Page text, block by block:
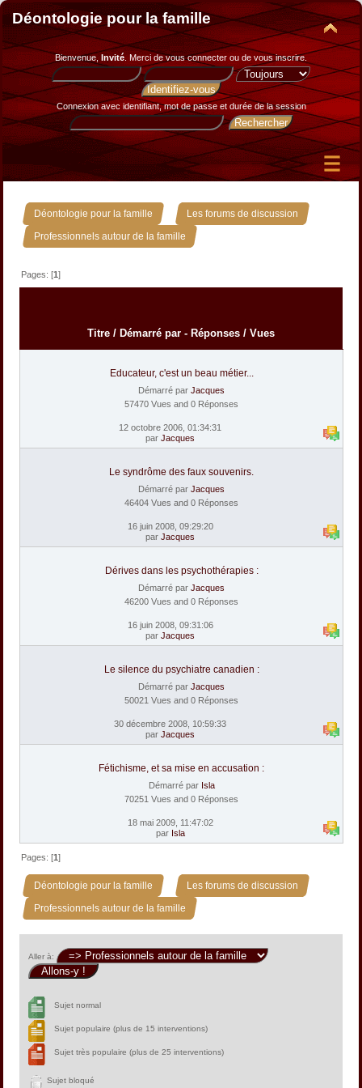
Déontologie pour la famille
Bienvenue, Invité. Merci devous connecter ou de vous inscrire.
Connexion avec identifiant, mot de passe et durée de la session
Déontologie pour la famille » Les forums de discussion »
Professionnels autour de la famille
Pages: [1]
Titre / Démarré par - Réponses / Vues
Educateur, c'est un beau métier...
Démarré par Jacques
57470 Vues and 0 Réponses
12 octobre 2006, 01:34:31
par Jacques
Le syndrôme des faux souvenirs.
Démarré par Jacques
46404 Vues and 0 Réponses
16 juin 2008, 09:29:20
par Jacques
Dérives dans les psychothérapies :
Démarré par Jacques
46200 Vues and 0 Réponses
16 juin 2008, 09:31:06
par Jacques
Le silence du psychiatre canadien :
Démarré par Jacques
50021 Vues and 0 Réponses
30 décembre 2008, 10:59:33
par Jacques
Fétichisme, et sa mise en accusation :
Démarré par Isla
70251 Vues and 0 Réponses
18 mai 2009, 11:47:02
par Isla
Pages: [1]
Déontologie pour la famille » Les forums de discussion »
Professionnels autour de la famille
Aller à:
Sujet normal
Sujet populaire (plus de 15 interventions)
Sujet très populaire (plus de 25 interventions)
Sujet bloqué